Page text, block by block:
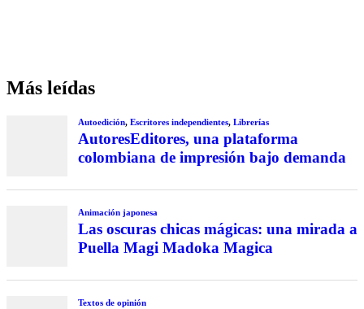
Más leídas
Autoedición, Escritores independientes, Librerías
AutoresEditores, una plataforma
colombiana de impresión bajo demanda
Animación japonesa
Las oscuras chicas mágicas: una mirada a
Puella Magi Madoka Magica
Textos de opinión